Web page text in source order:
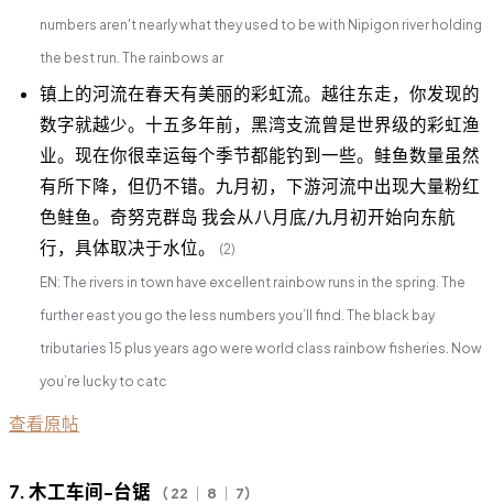
numbers aren't nearly what they used to be with Nipigon river holding
the best run. The rainbows ar
镇上的河流在春天有美丽的彩虹流。越往东走，你发现的
数字就越少。十五多年前，黑湾支流曾是世界级的彩虹渔
业。现在你很幸运每个季节都能钓到一些。鲑鱼数量虽然
有所下降，但仍不错。九月初，下游河流中出现大量粉红
色鲑鱼。奇努克群岛 我会从八月底/九月初开始向东航
行，具体取决于水位。
(2)
EN: The rivers in town have excellent rainbow runs in the spring. The
further east you go the less numbers you’ll find. The black bay
tributaries 15 plus years ago were world class rainbow fisheries. Now
you’re lucky to catc
查看原帖
7. 木工车间-台锯 （ 22 ｜ 8 ｜ 7）